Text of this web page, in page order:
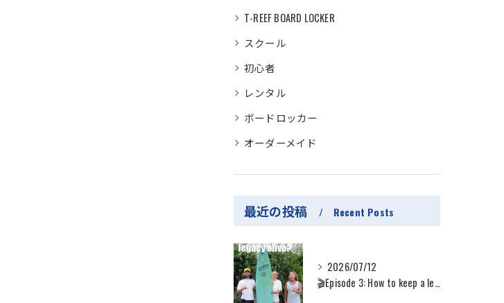
T-REEF BOARD LOCKER
スクール
初心者
レンタル
ボードロッカー
オーダーメイド
最近の投稿 Recent Posts
2026/07/12
🎬Episode 3: How to keep a lega...